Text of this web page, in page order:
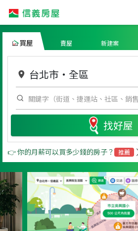
買屋 賣屋 新建案
台北市 ・ 全區
找好屋
👉 你的月薪可以買多少錢的房子？ 推薦